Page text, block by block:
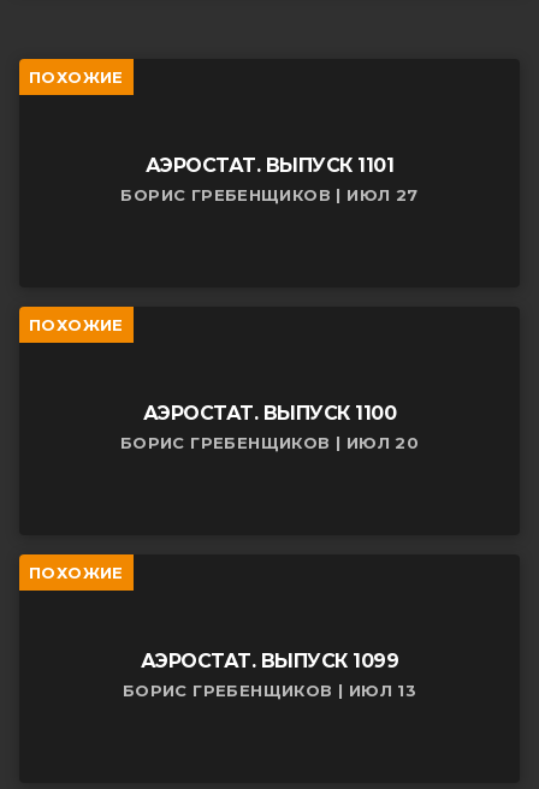
ПОХОЖИЕ
АЭРОСТАТ. ВЫПУСК 1101
БОРИС ГРЕБЕНЩИКОВ | ИЮЛ 27
ПОХОЖИЕ
АЭРОСТАТ. ВЫПУСК 1100
БОРИС ГРЕБЕНЩИКОВ | ИЮЛ 20
ПОХОЖИЕ
АЭРОСТАТ. ВЫПУСК 1099
БОРИС ГРЕБЕНЩИКОВ | ИЮЛ 13